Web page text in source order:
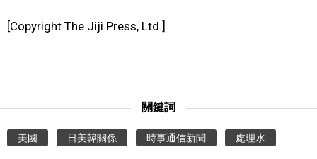
醫療健康
[Copyright The Jiji Press, Ltd.]
關鍵詞
美國 日美韓關係 時事通信新聞 處理水